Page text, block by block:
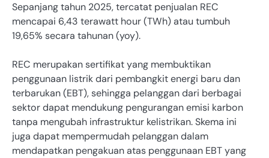
Sepanjang tahun 2025, tercatat penjualan REC
mencapai 6,43 terawatt hour (TWh) atau tumbuh
19,65% secara tahunan (yoy).
REC merupakan sertifikat yang membuktikan
penggunaan listrik dari pembangkit energi baru dan
terbarukan (EBT), sehingga pelanggan dari berbagai
sektor dapat mendukung pengurangan emisi karbon
tanpa mengubah infrastruktur kelistrikan. Skema ini
juga dapat mempermudah pelanggan dalam
mendapatkan pengakuan atas penggunaan EBT yang